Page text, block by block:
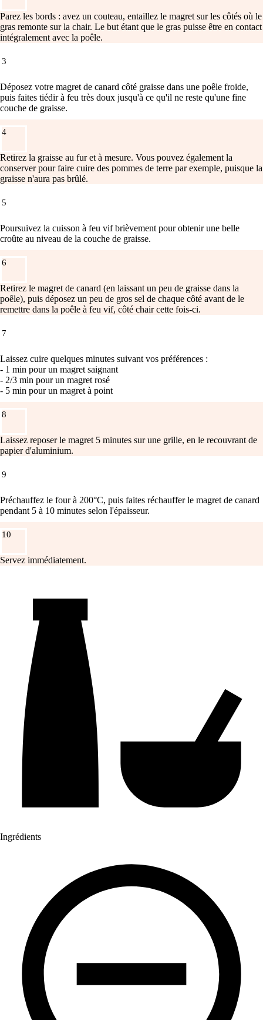
Parez les bords : avez un couteau, entaillez le magret sur les côtés où le
gras remonte sur la chair. Le but étant que le gras puisse être en contact
intégralement avec la poêle.
3
Déposez votre magret de canard côté graisse dans une poêle froide,
puis faites tiédir à feu très doux jusqu'à ce qu'il ne reste qu'une fine
couche de graisse.
4
Retirez la graisse au fur et à mesure. Vous pouvez également la
conserver pour faire cuire des pommes de terre par exemple, puisque la
graisse n'aura pas brûlé.
5
Poursuivez la cuisson à feu vif brièvement pour obtenir une belle
croûte au niveau de la couche de graisse.
6
Retirez le magret de canard (en laissant un peu de graisse dans la
poêle), puis déposez un peu de gros sel de chaque côté avant de le
remettre dans la poêle à feu vif, côté chair cette fois-ci.
7
Laissez cuire quelques minutes suivant vos préférences :
- 1 min pour un magret saignant
- 2/3 min pour un magret rosé
- 5 min pour un magret à point
8
Laissez reposer le magret 5 minutes sur une grille, en le recouvrant de
papier d'aluminium.
9
Préchauffez le four à 200°C, puis faites réchauffer le magret de canard
pendant 5 à 10 minutes selon l'épaisseur.
10
Servez immédiatement.
Ingrédients